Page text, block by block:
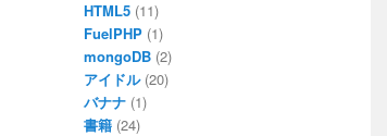
HTML5 (11)
FuelPHP (1)
mongoDB (2)
アイドル(20)
バナナ (1)
書籍 (24)